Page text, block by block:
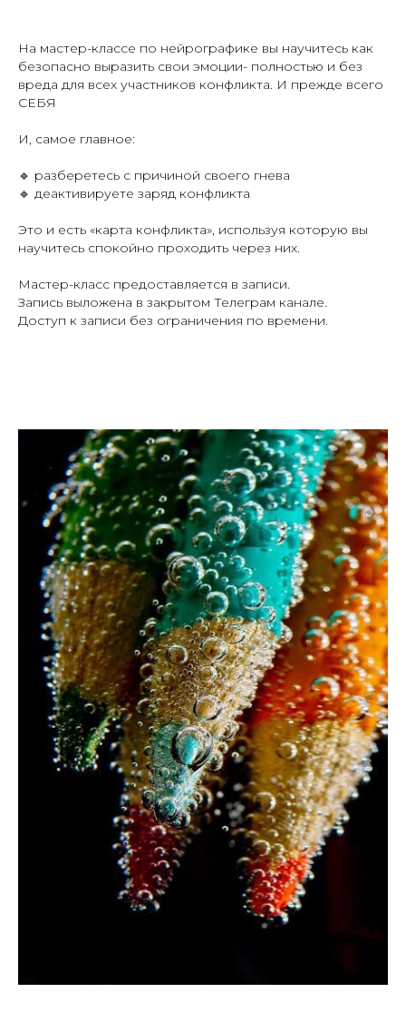
На мастер-классе по нейрографике вы научитесь как
безопасно выразить свои эмоции- полностью и без
вреда для всех участников конфликта. И прежде всего
СЕБЯ
И, самое главное:
🔹 разберетесь с причиной своего гнева
🔹 деактивируете заряд конфликта
Это и есть «карта конфликта», используя которую вы
научитесь спокойно проходить через них.
Мастер-класс предоставляется в записи.
Запись выложена в закрытом Телеграм канале.
Доступ к записи без ограничения по времени.